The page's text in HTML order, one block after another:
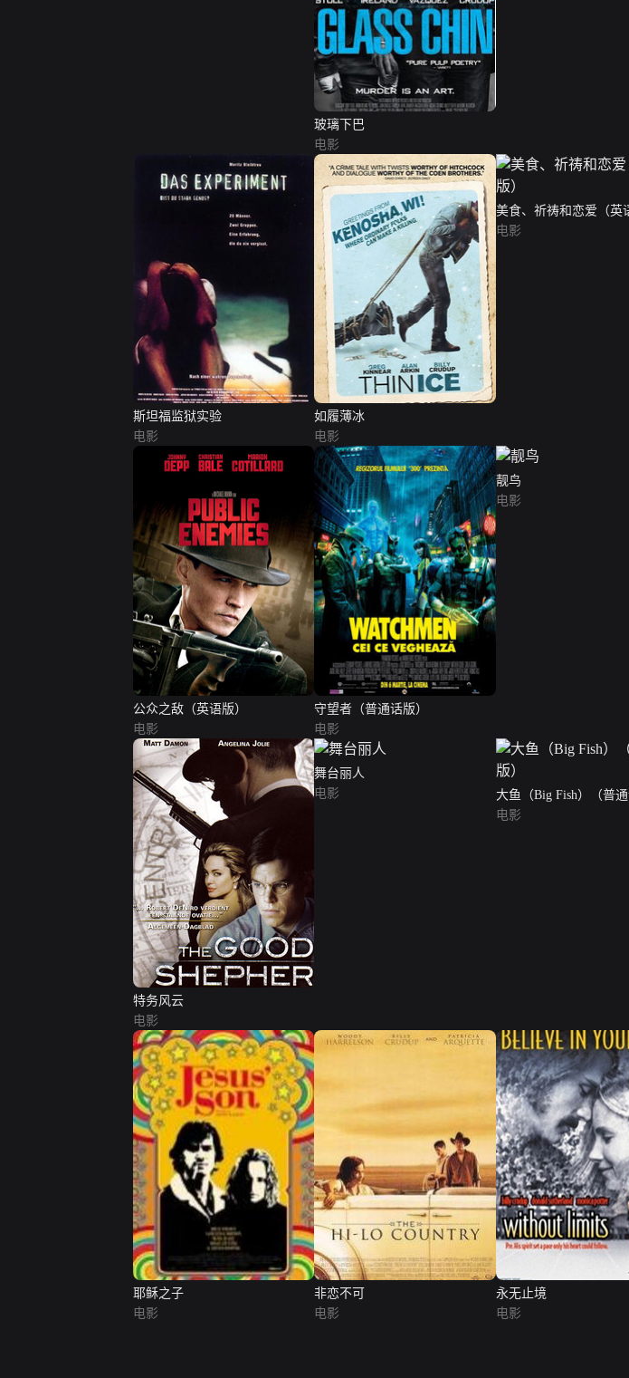
玻璃下巴
电影
斯坦福监狱实验
电影
如履薄冰
电影
美食、祈祷和恋爱（英
电影
公众之敌（英语版）
电影
守望者（普通话版）
电影
靓鸟
电影
特务风云
电影
舞台丽人
电影
大鱼（Big Fish）（普通
电影
耶稣之子
电影
非恋不可
电影
永无止境
电影